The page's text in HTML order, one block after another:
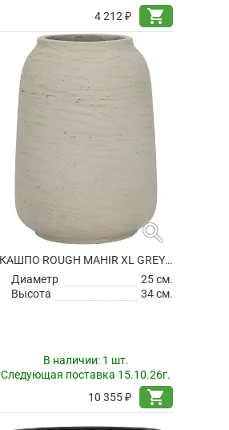
4 212 ₽
shopping_cart
search
КАШПО ROUGH MAHIR XL GREY WASHED
Диаметр
25 см.
Высота
34 см.
В наличии: 1 шт.
Следующая поставка 15.10.26г.
10 355 ₽
shopping_cart